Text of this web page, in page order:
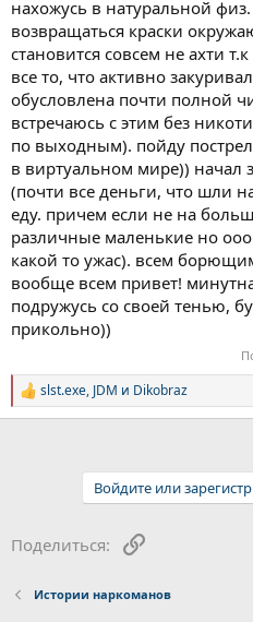
нахожусь в натуральной
возвращаться краски
становится совсем не ахти
все то, что активно
обусловлена почти полной
встречаюсь с этим без
по выходным). пойду
в виртуальном мире)) начал
(почти все деньги, что шли
еду. причем если не на
различные маленькие но
какой то ужас). всем
вообще всем привет!
подружусь со своей тенью,
прикольно))
Р
е
slst.exe, JDM и Dikobraz
Войдите или
Поделиться: Ссылка
Истории наркоманов